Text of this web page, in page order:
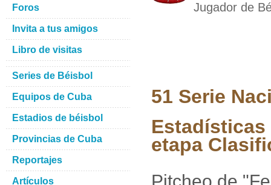
Jugador de
51 Serie
etapa
Pitcheo de
Foros
Invita a tus amigos
Libro de visitas
Series de Béisbol
Equipos de Cuba
Estadios de béisbol
Provincias de Cuba
Reportajes
Artículos